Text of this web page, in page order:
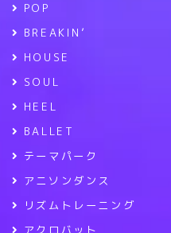
POP
BREAKIN’
HOUSE
SOUL
HEEL
BALLET
テーマパーク
アニソンダンス
リズムトレーニング
アクロバット